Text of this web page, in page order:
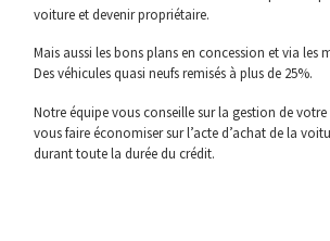
voiture et devenir propriétaire.
Mais aussi les bons plans en concession et via les
Des véhicules quasi neufs remisés à plus de 25%.
Notre équipe vous conseille sur la gestion de
vous faire économiser sur l’acte d’achat de la
durant toute la durée du crédit.